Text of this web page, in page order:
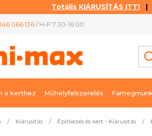
Totális KIÁRUSÍTÁS ITT! |
066 136/ H-P 7:30-16:00
a kerthez Műhelyfelszerelés
/ Kiárusítás / Építkezés és kert - Kiárusítás /